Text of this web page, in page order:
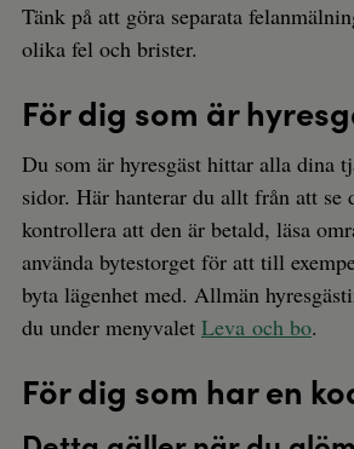
Tänk på att göra separata
olika fel och brister.
För dig som är
Du som är hyresgäst hittar alla dina
sidor. Här hanterar du allt från att se
kontrollera att den är betald, läsa
använda bytestorget för att till
byta lägenhet med. Allmän
du under menyvalet Leva och bo.
För dig som har en